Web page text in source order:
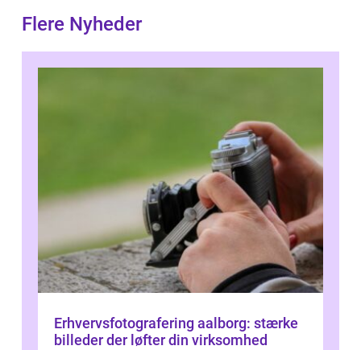
Flere Nyheder
Erhvervsfotografering aalborg: stærke
billeder der løfter din virksomhed